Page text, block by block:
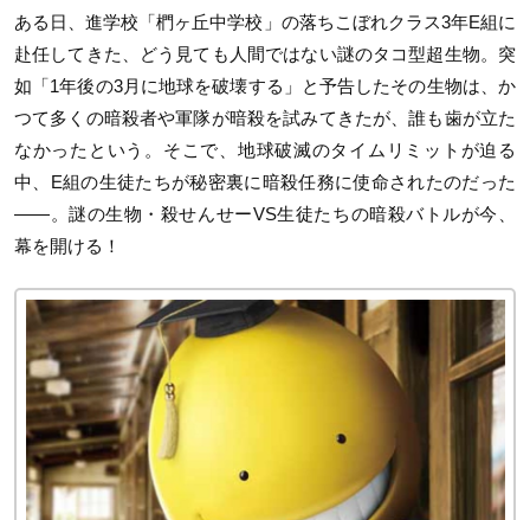
ある日、進学校「椚ヶ丘中学校」の落ちこぼれクラス3年E組に
赴任してきた、どう見ても人間ではない謎のタコ型超生物。突
如「1年後の3月に地球を破壊する」と予告したその生物は、か
つて多くの暗殺者や軍隊が暗殺を試みてきたが、誰も歯が立た
なかったという。そこで、地球破滅のタイムリミットが迫る
中、E組の生徒たちが秘密裏に暗殺任務に使命されたのだった
――。謎の生物・殺せんせーVS生徒たちの暗殺バトルが今、
幕を開ける！